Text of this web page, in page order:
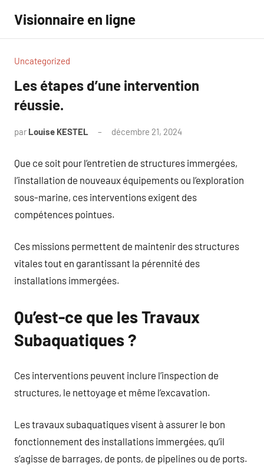
contenu
Visionnaire en ligne
Uncategorized
Les étapes d’une intervention
réussie.
par Louise KESTEL décembre 21, 2024
Que ce soit pour l’entretien de structures immergées,
l’installation de nouveaux équipements ou l’exploration
sous-marine, ces interventions exigent des
compétences pointues.
Ces missions permettent de maintenir des structures
vitales tout en garantissant la pérennité des
installations immergées.
Qu’est-ce que les Travaux
Subaquatiques ?
Ces interventions peuvent inclure l’inspection de
structures, le nettoyage et même l’excavation.
Les travaux subaquatiques visent à assurer le bon
fonctionnement des installations immergées, qu’il
s’agisse de barrages, de ponts, de pipelines ou de ports.